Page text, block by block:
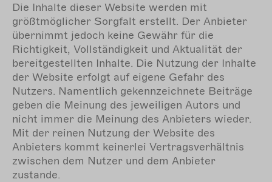
Die Inhalte dieser Website werden mit
größtmöglicher Sorgfalt erstellt. Der Anbieter
übernimmt jedoch keine Gewähr für die
Richtigkeit, Vollständigkeit und Aktualität der
bereitgestellten Inhalte. Die Nutzung der Inhalte
der Website erfolgt auf eigene Gefahr des
Nutzers. Namentlich gekennzeichnete Beiträge
geben die Meinung des jeweiligen Autors und
nicht immer die Meinung des Anbieters wieder.
Mit der reinen Nutzung der Website des
Anbieters kommt keinerlei Vertragsverhältnis
zwischen dem Nutzer und dem Anbieter
zustande.